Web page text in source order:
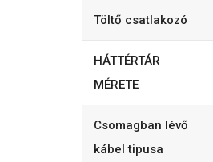
Töltő csatlakozó
HÁTTÉRTÁR
MÉRETE
Csomagban lévő
kábel tipusa